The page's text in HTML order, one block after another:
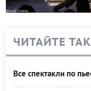
ЧИТАЙТЕ
Все спектакли по